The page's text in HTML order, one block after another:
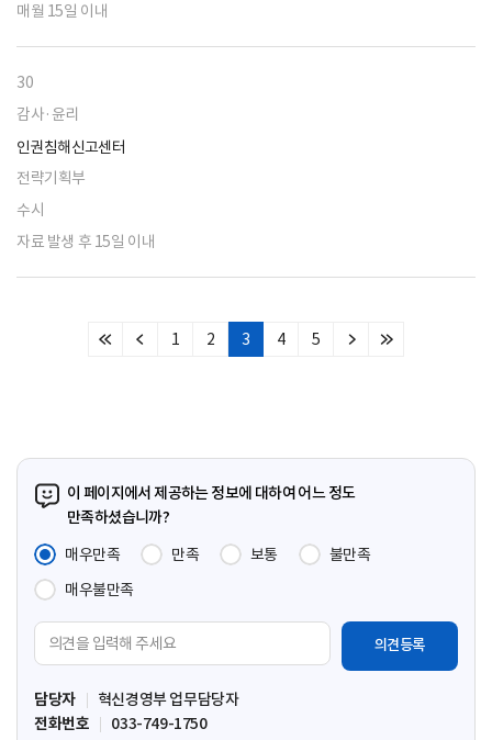
매월 15일 이내
30
감사·윤리
인권침해신고센터
전략기획부
수시
자료 발생 후 15일 이내
처
이
1 2 3 4 5
다
마
이 페이지에서 제공하는 정보에 대하여 어느 정도
만족하셨습니까?
매우만족
만족 보통
불만족
매우불만족
견
입
력
담당자
혁신경영부 업무담당자
전화번호
033-749-1750